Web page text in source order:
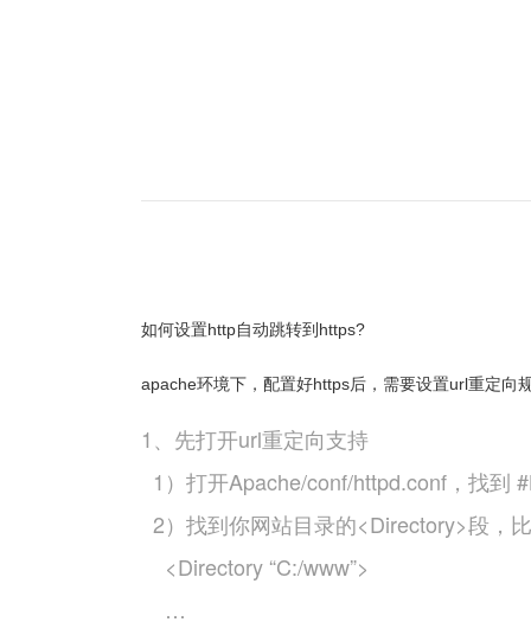
如何设置http自动跳转到https?
apache环境下，配置好https后，需要设置url重定向
1、先打开url重定向支持
1）打开Apache/conf/httpd.conf，找
2）找到你网站目录的<Directory>段，
<Directory “C:/www”>
…